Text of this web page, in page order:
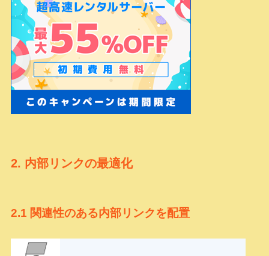
2. 内部リンクの最適化
2.1 関連性のある内部リンクを配置